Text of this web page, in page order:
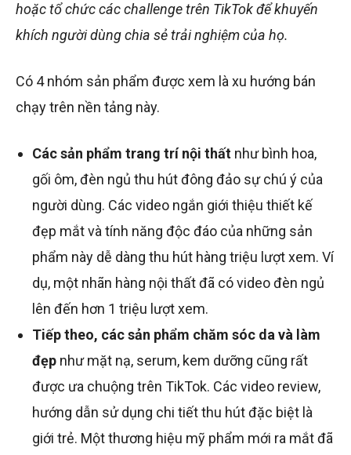
hoặc tổ chức các challenge trên TikTok để khuyến
khích người dùng chia sẻ trải nghiệm của họ.
Có 4 nhóm sản phẩm được xem là xu hướng bán
chạy trên nền tảng này.
Các sản phẩm trang trí nội thất như bình hoa,
gối ôm, đèn ngủ thu hút đông đảo sự chú ý của
người dùng. Các video ngắn giới thiệu thiết kế
đẹp mắt và tính năng độc đáo của những sản
phẩm này dễ dàng thu hút hàng triệu lượt xem. Ví
dụ, một nhãn hàng nội thất đã có video đèn ngủ
lên đến hơn 1 triệu lượt xem.
Tiếp theo, các sản phẩm chăm sóc da và làm
đẹp như mặt nạ, serum, kem dưỡng cũng rất
được ưa chuộng trên TikTok. Các video review,
hướng dẫn sử dụng chi tiết thu hút đặc biệt là
giới trẻ. Một thương hiệu mỹ phẩm mới ra mắt đã